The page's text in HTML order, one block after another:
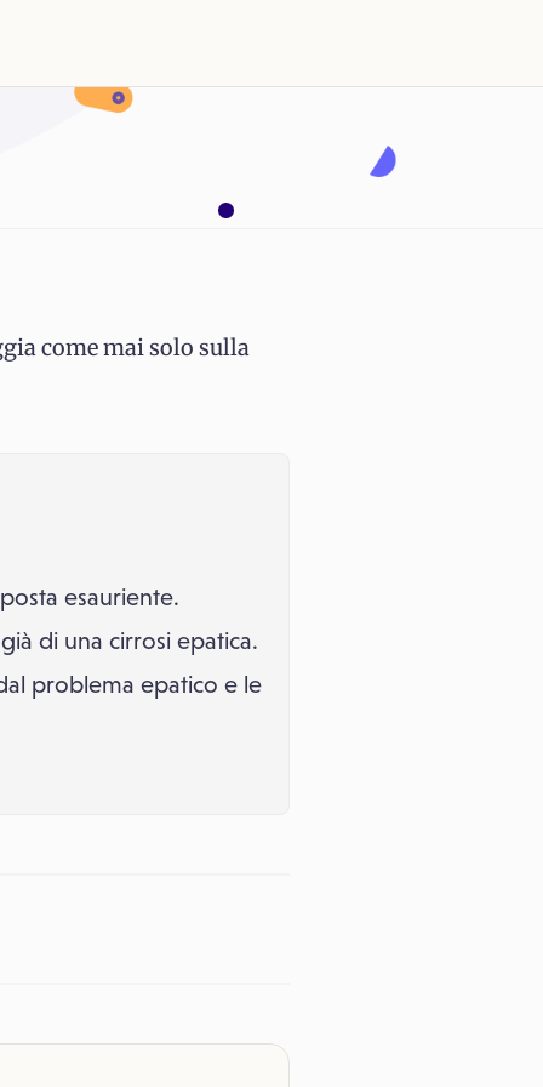
come mai solo sulla
esauriente.
di una cirrosi epatica.
problema epatico e le